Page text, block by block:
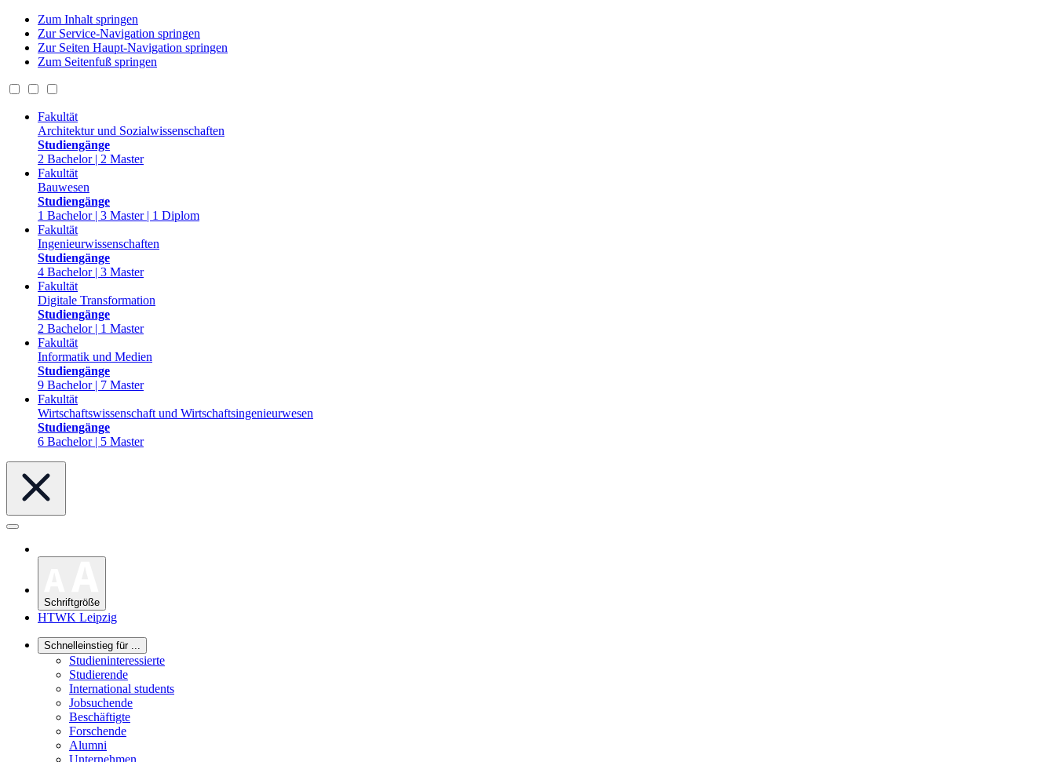
Zum Inhalt springen
Zur Service-Navigation springen
Zur Seiten Haupt-Navigation springen
Zum Seitenfuß springen
Fakultät
Architektur und Sozialwissenschaften
Studiengänge
2 Bachelor | 2 Master
Fakultät
Bauwesen
Studiengänge
1 Bachelor | 3 Master | 1 Diplom
Fakultät
Ingenieurwissenschaften
Studiengänge
4 Bachelor | 3 Master
Fakultät
Digitale Transformation
Studiengänge
2 Bachelor | 1 Master
Fakultät
Informatik und Medien
Studiengänge
9 Bachelor | 7 Master
Fakultät
Wirtschaftswissenschaft und Wirtschaftsingenieurwesen
Studiengänge
6 Bachelor | 5 Master
Schriftgröße
HTWK Leipzig
Schnelleinstieg für ...
Studieninteressierte
Studierende
International students
Jobsuchende
Beschäftigte
Forschende
Alumni